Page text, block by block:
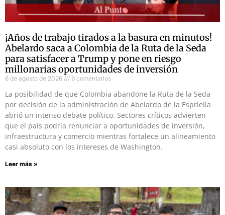
¡Años de trabajo tirados a la basura en minutos!
Abelardo saca a Colombia de la Ruta de la Seda
para satisfacer a Trump y pone en riesgo
millonarias oportunidades de inversión
6 de agosto de 2026 6 comentarios
La posibilidad de que Colombia abandone la Ruta de la Seda
por decisión de la administración de Abelardo de la Espriella
abrió un intenso debate político. Sectores críticos advierten
que el país podría renunciar a oportunidades de inversión,
infraestructura y comercio mientras fortalece un alineamiento
casi absoluto con los intereses de Washington.
Leer más »